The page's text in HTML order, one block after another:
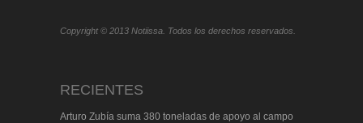
Copyright © 2013 Notiissa. Todos los derechos reservados.
RECIENTES
Arturo Zubía suma 380 toneladas de apoyo al campo